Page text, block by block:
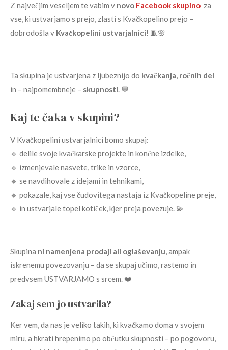
Z največjim veseljem te vabim v novo Facebook skupino za
vse, ki ustvarjamo s prejo, zlasti s Kvačkopelino prejo –
dobrodošla v Kvačkopelini ustvarjalnici! 🧵🌸
Ta skupina je ustvarjena z ljubeznijo do kvačkanja, ročnih del
in – najpomembneje – skupnosti. 💬
Kaj te čaka v skupini?
V Kvačkopelini ustvarjalnici bomo skupaj:
🔹 delile svoje kvačkarske projekte in končne izdelke,
🔹 izmenjevale nasvete, trike in vzorce,
🔹 se navdihovale z idejami in tehnikami,
🔹 pokazale, kaj vse čudovitega nastaja iz Kvačkopeline preje,
🔹 in ustvarjale topel kotiček, kjer preja povezuje. 💫
Skupina ni namenjena prodaji ali oglaševanju, ampak
iskrenemu povezovanju – da se skupaj učimo, rastemo in
predvsem USTVARJAMO s srcem. ❤️
Zakaj sem jo ustvarila?
Ker vem, da nas je veliko takih, ki kvačkamo doma v svojem
miru, a hkrati hrepenimo po občutku skupnosti – po pogovoru,